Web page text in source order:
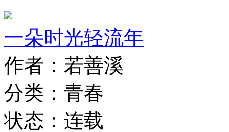
一朵时光轻流年
作者：若善溪
分类：青春
状态：连载